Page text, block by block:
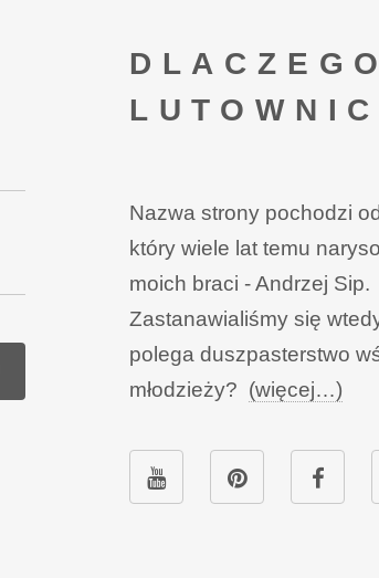
DLACZEGO
Nazwa strony pochodzi
który wiele lat temu
moich braci - Andrzej Sip.
Zastanawialiśmy się
polega duszpasterstwo
młodzieży? (więcej…)